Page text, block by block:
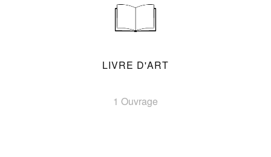
LIVRE D'ART
1 Ouvrage